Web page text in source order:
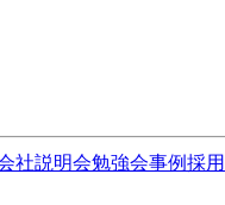
社説明会勉強会事例採用